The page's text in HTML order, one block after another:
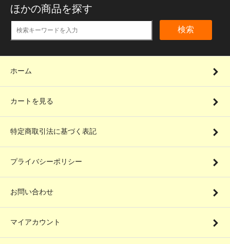
ほかの商品を探す
検索
ホーム
カートを見る
特定商取引法に基づく表記
プライバシーポリシー
お問い合わせ
マイアカウント